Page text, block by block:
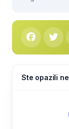
Ste opazili